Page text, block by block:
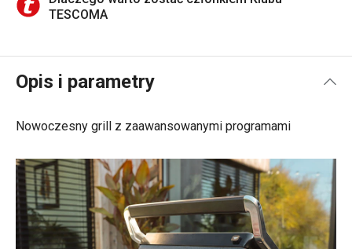
TESCOMA
Opis i parametry
Nowoczesny grill z zaawansowanymi programami